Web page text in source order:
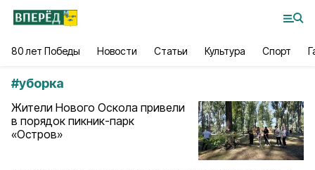
80 лет Победы Новости Статьи Культура Спорт
#уборка
Жители Нового Оскола привели
в порядок пикник-парк
«Остров»